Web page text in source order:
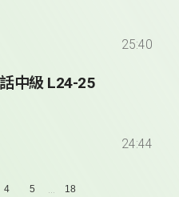
25:40
中級 L24-25
24:44
4 5 ... 18